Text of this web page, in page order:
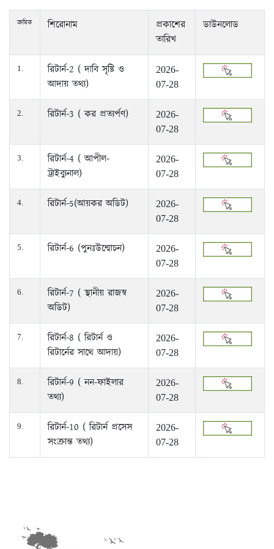
ক্রমিক শিরোনাম
প্রকাশের
তারিখ
ডাউনলোড
1.
রিটার্ন-2 ( দাবি সৃষ্টি ও
আদায় তথ্য)
2026-
07-28
2. রিটার্ন-3 ( কর প্রত্যর্পণ)
2026-
07-28
3.
রিটার্ন-4 ( আপীল-
ট্রাইব্যুনাল)
2026-
07-28
4. রিটার্ন-5(আয়কর অডিট)
2026-
07-28
5. রিটার্ন-6 (পুনঃউন্মোচন)
2026-
07-28
6.
রিটার্ন-7 ( স্থানীয় রাজস্ব
অডিট)
2026-
07-28
7.
রিটার্ন-8 ( রিটার্ন ও
রিটার্নের সাথে আদায়)
2026-
07-28
8.
রিটার্ন-9 ( নন-ফাইলার
তথ্য)
2026-
07-28
9.
রিটার্ন-10 ( রিটার্ন প্রসেস
সংক্রান্ত তথ্য)
2026-
07-28